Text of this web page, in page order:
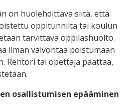
on huolehdittava siitä, että
oppitunnilta tai koulun
tarvittava oppilashuolto.
ilman valvontaa poistumaan
Rehtori tai opettaja päättää,
osallistumisen epääminen